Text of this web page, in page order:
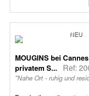
NEU
MOUGINS bei
privatem S...
Ref:
"Nahe Ort - ruhig und